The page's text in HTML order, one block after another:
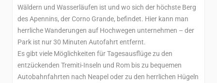
Wäldern und Wasserläufen ist und wo sich der höchste Berg
des Apennins, der Corno Grande, befindet. Hier kann man
herrliche Wanderungen auf Hochwegen unternehmen – der
Park ist nur 30 Minuten Autofahrt entfernt.
Es gibt viele Möglichkeiten für Tagesausflüge zu den
entzückenden Tremiti-Inseln und Rom bis zu bequemen
Autobahnfahrten nach Neapel oder zu den herrlichen Hügeln